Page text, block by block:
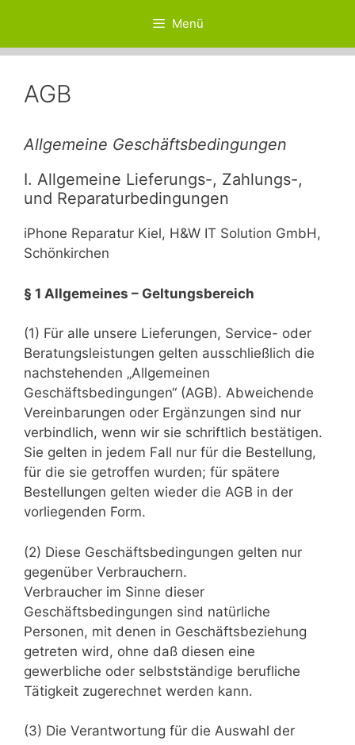
springen
Menü
AGB
Allgemeine Geschäftsbedingungen
I. Allgemeine Lieferungs-, Zahlungs-,
und Reparaturbedingungen
iPhone Reparatur Kiel, H&W IT Solution GmbH,
Schönkirchen
§ 1 Allgemeines – Geltungsbereich
(1) Für alle unsere Lieferungen, Service- oder
Beratungsleistungen gelten ausschließlich die
nachstehenden „Allgemeinen
Geschäftsbedingungen“ (AGB). Abweichende
Vereinbarungen oder Ergänzungen sind nur
verbindlich, wenn wir sie schriftlich bestätigen.
Sie gelten in jedem Fall nur für die Bestellung,
für die sie getroffen wurden; für spätere
Bestellungen gelten wieder die AGB in der
vorliegenden Form.
(2) Diese Geschäftsbedingungen gelten nur
gegenüber Verbrauchern.
Verbraucher im Sinne dieser
Geschäftsbedingungen sind natürliche
Personen, mit denen in Geschäftsbeziehung
getreten wird, ohne daß diesen eine
gewerbliche oder selbstständige berufliche
Tätigkeit zugerechnet werden kann.
(3) Die Verantwortung für die Auswahl der